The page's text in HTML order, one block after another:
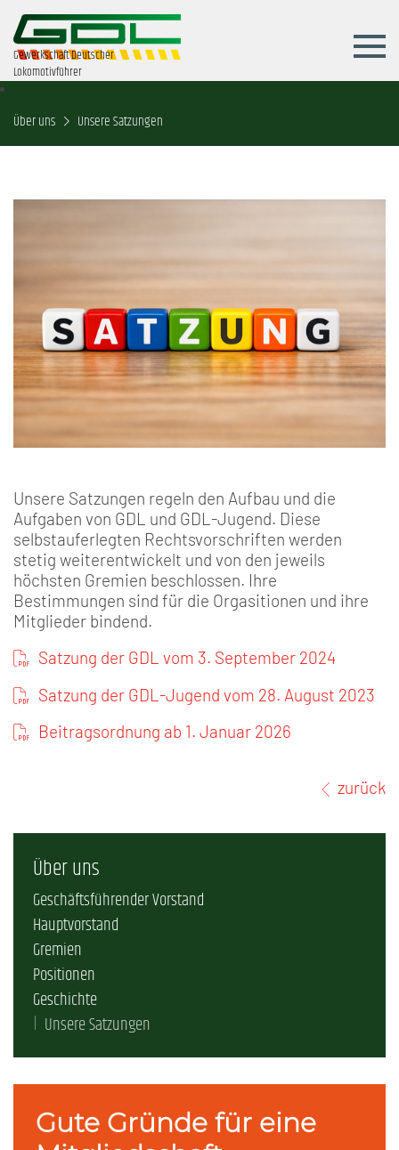
Gewerkschaft Deutscher
Lokomotivführer
Über uns Unsere Satzungen
Unsere Satzungen regeln den Aufbau und die
Aufgaben von GDL und GDL-Jugend. Diese
selbstauferlegten Rechtsvorschriften werden
stetig weiterentwickelt und von den jeweils
höchsten Gremien beschlossen. Ihre
Bestimmungen sind für die Orgasitionen und ihre
Mitglieder bindend.
Satzung der GDL vom 3. September 2024
Satzung der GDL-Jugend vom 28. August 2023
Beitragsordnung ab 1. Januar 2026
zurück
Über uns
Geschäftsführender Vorstand
Hauptvorstand
Gremien
Positionen
Geschichte
Unsere Satzungen
Gute Gründe für eine